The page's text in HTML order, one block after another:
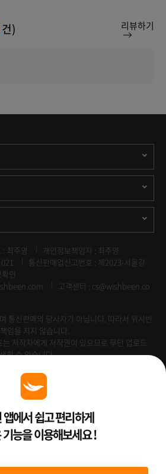
건) 리뷰하기
: 최주영
개인정보책임자 : 최주영
통신판매업신고번호 : 제2023-서울강
인
고객센터 : cs@wishbeen.co
통신판매의 당사자가 아닙니다. 따라서 위시빈
임을 지지 않습니다.
저작자에게 저작권이 있으므로 무단 업로드
할 수 있습니다.
앱에서 쉽고 편리하게
기능을 이용해보세요 !